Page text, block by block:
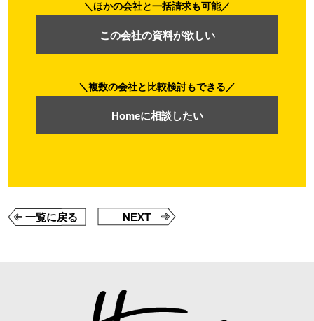
複数の会社と比較検討もできる
Homeに相談したい
ほかの会社と一括請求も可能
この会社の資料が欲しい
一覧に戻る NEXT